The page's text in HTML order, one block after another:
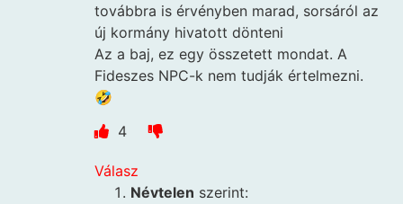
továbbra is érvényben marad, sorsáról az
új kormány hivatott dönteni
Az a baj, ez egy összetett mondat. A
Fideszes NPC-k nem tudják értelmezni.
🤣
4
Válasz
Névtelen szerint: